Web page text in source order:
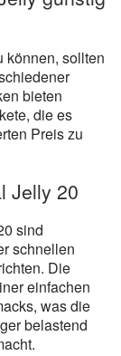
können, sollten
bieten
die es
Preis zu
Jelly 20
sind
schnellen
Die
einfachen
was die
belastend